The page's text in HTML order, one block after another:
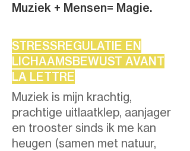
Muziek + Mensen= Magie.
STRESSREGULATIE EN
LICHAAMSBEWUST AVANT
LA LETTRE
Muziek is mijn krachtig,
prachtige uitlaatklep, aanjager
en trooster sinds ik me kan
heugen (samen met natuur,